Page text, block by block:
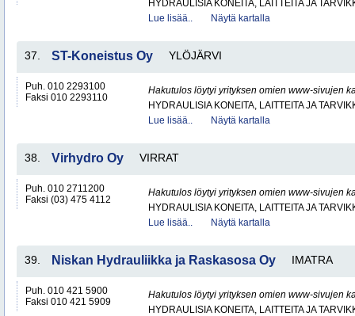
HYDRAULISIA KONEITA, LAITTEITA JA
Lue lisää..
Näytä kartalla
37. ST-Koneistus Oy YLÖJÄRVI
Puh. 010 2293100
Faksi 010 2293110
Hakutulos löytyi yrityksen omien www-sivujen
HYDRAULISIA KONEITA, LAITTEITA JA
Lue lisää..
Näytä kartalla
38. Virhydro Oy VIRRAT
Puh. 010 2711200
Faksi (03) 475 4112
Hakutulos löytyi yrityksen omien www-sivujen
HYDRAULISIA KONEITA, LAITTEITA JA
Lue lisää..
Näytä kartalla
39. Niskan Hydrauliikka ja Raskasosa Oy IMATRA
Puh. 010 421 5900
Faksi 010 421 5909
Hakutulos löytyi yrityksen omien www-sivujen
HYDRAULISIA KONEITA, LAITTEITA JA